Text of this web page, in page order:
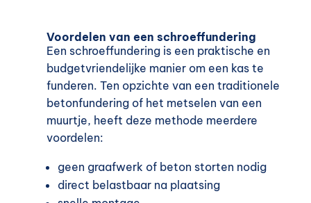
Voordelen van een schroeffundering
Een schroeffundering is een praktische en
budgetvriendelijke manier om een kas te
funderen. Ten opzichte van een traditionele
betonfundering of het metselen van een
muurtje, heeft deze methode meerdere
voordelen:
geen graafwerk of beton storten nodig
direct belastbaar na plaatsing